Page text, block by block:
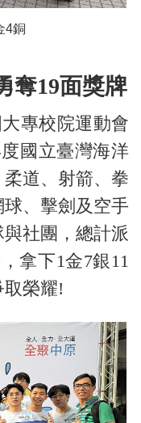
4銅
奪19面獎牌
大專校院運動會
國立臺灣海洋
道、射箭、拳
、擊劍及空手
社團，總計派
拿下1金7銀11
榮耀!